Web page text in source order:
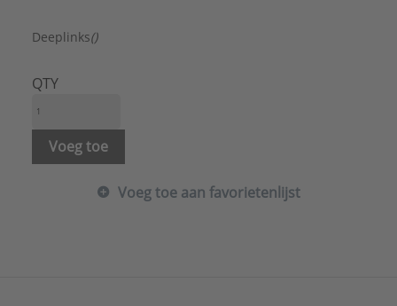
Deeplinks()
QTY
Voeg toe
Voeg toe aan favorietenlijst